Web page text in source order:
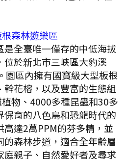
森林遊樂區
是全臺唯一僅存的中低海拔
位於新北市三峽區大豹溪
園區內擁有國寶級大型板根
幹花榕，以及豐富的生態組
物、4000多種昆蟲和30多
保育的八色鳥和恐龍時代的
高達2萬PPM的芬多精，並
的森林步道，適合全年齡層
庭親子、自然愛好者及尋求